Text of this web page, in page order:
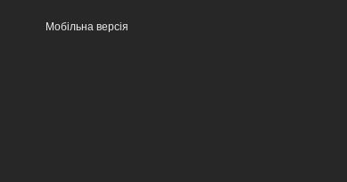
Мобільна версія